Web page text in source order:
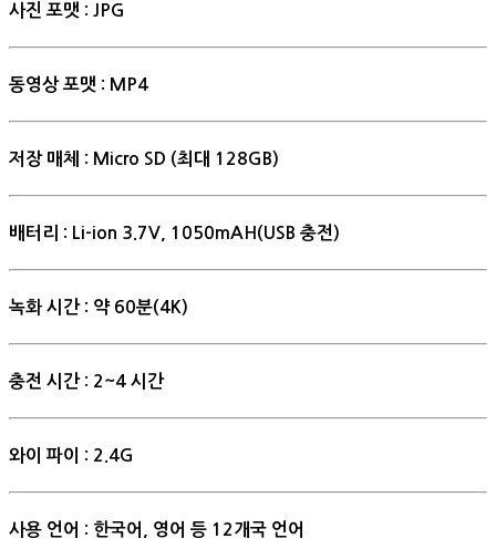
사진 포맷 : JPG
동영상 포맷 : MP4
저장 매체 : Micro SD (최대 128GB)
배터리 : Li-ion 3.7V, 1050mAH(USB 충전)
녹화 시간 : 약 60분(4K)
충전 시간 : 2~4 시간
와이 파이 : 2.4G
사용 언어 : 한국어, 영어 등 12개국 언어